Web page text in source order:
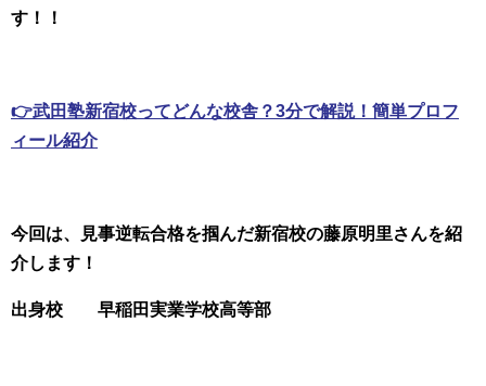
す！！
👉武田塾新宿校ってどんな校舎？3分で解説！簡単プロフ
ィール紹介
今回は、見事逆転合格を掴んだ新宿校の藤原明里さんを紹
介します！
出身校 早稲田実業学校高等部